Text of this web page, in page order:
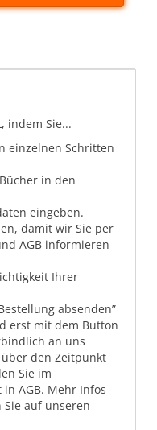
indem Sie...
einzelnen Schritten
in den
eingeben.
damit wir Sie per
AGB informieren
Ihrer
absenden”
erst mit dem Button
an uns
den Zeitpunkt
Sie im
AGB. Mehr Infos
auf unseren